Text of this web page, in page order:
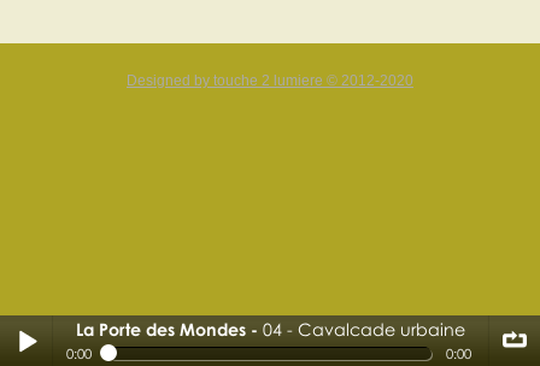
La Porte des Mondes 04 - Cavalcade urbaine
0:00 0:00
04 - Cavalcade urbaine
Designed by touche 2 lumiere © 2012-2020